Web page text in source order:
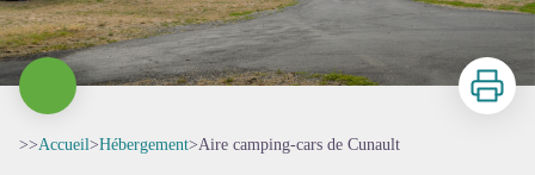
Imprimer
>>Accueil>Hébergement>Aire camping-cars de Cunault